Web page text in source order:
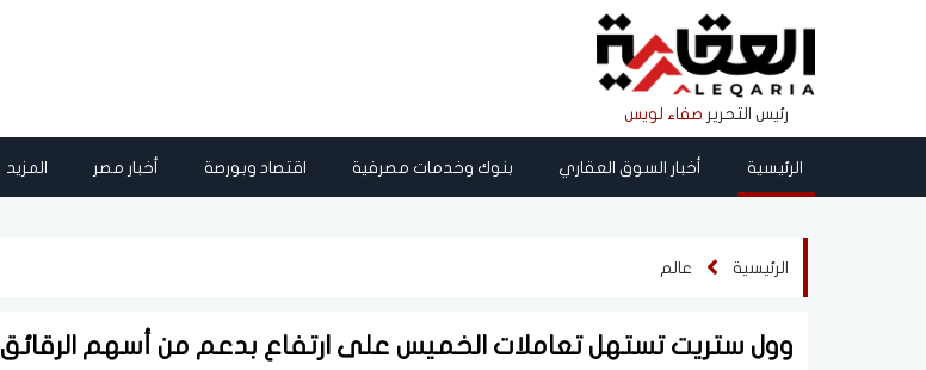
رئيس التحرير صفاء لويس
الرئيسية أخبار السوق العقاري بنوك وخدمات مصرفية اقتصاد وبورصة أخبار مصر المزيد
الرئيسية عالم
وول ستريت تستهل تعاملات الخميس على ارتفاع بدعم من أسهم الرقائق